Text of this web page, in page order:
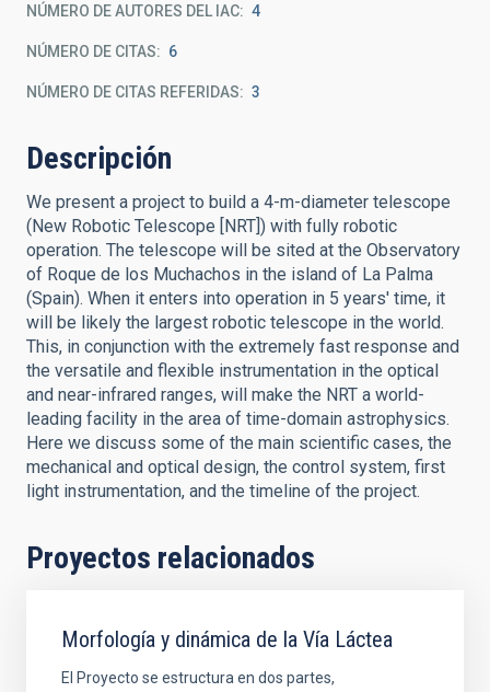
NÚMERO DE AUTORES DEL IAC 4
NÚMERO DE CITAS 6
NÚMERO DE CITAS REFERIDAS 3
Descripción
We present a project to build a 4-m-diameter telescope
(New Robotic Telescope [NRT]) with fully robotic
operation. The telescope will be sited at the Observatory
of Roque de los Muchachos in the island of La Palma
(Spain). When it enters into operation in 5 years' time, it
will be likely the largest robotic telescope in the world.
This, in conjunction with the extremely fast response and
the versatile and flexible instrumentation in the optical
and near-infrared ranges, will make the NRT a world-
leading facility in the area of time-domain astrophysics.
Here we discuss some of the main scientific cases, the
mechanical and optical design, the control system, first
light instrumentation, and the timeline of the project.
Proyectos relacionados
Morfología y dinámica de la Vía Láctea
El Proyecto se estructura en dos partes,